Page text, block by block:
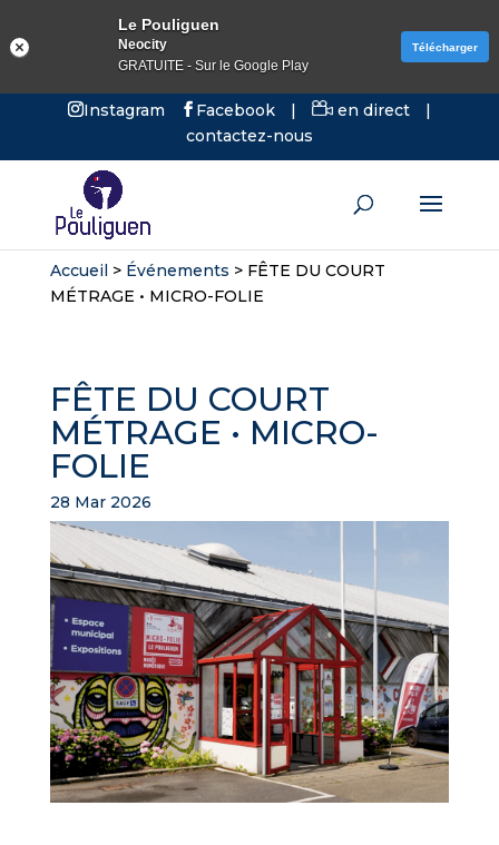
Instagram Facebook | en direct
|
contactez-nous
Accueil> Événements > FÊTE DU COURT
MÉTRAGE • MICRO-FOLIE
FÊTE DU COURT
MÉTRAGE • MICRO-
FOLIE
28 Mar 2026
Le Pouliguen
Neocity
GRATUITE - Sur le Google Play
Télécharger